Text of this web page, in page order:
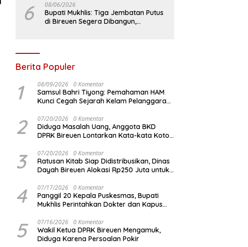
6 08/06/2026
Bupati Mukhlis: Tiga Jembatan Putus
di Bireuen Segera Dibangun,
Berita Populer
1 08/09/2026 0 Komentar
Samsul Bahri Tiyong: Pemahaman HAM
Kunci Cegah Sejarah Kelam Pelanggaran
2 07/20/2026 0 Komentar
Diduga Masalah Uang, Anggota BKD
DPRK Bireuen Lontarkan Kata-kata Kotor
3 07/20/2026 0 Komentar
Ratusan Kitab Siap Didistribusikan, Dinas
Dayah Bireuen Alokasi Rp250 Juta untuk
4 07/17/2026 0 Komentar
Panggil 20 Kepala Puskesmas, Bupati
Mukhlis Perintahkan Dokter dan Kapus
5 07/16/2026 0 Komentar
Wakil Ketua DPRK Bireuen Mengamuk,
Diduga Karena Persoalan Pokir